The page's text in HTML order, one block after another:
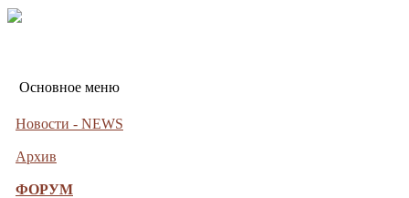
Основное меню
Новости - NEWS
Архив
ФОРУМ